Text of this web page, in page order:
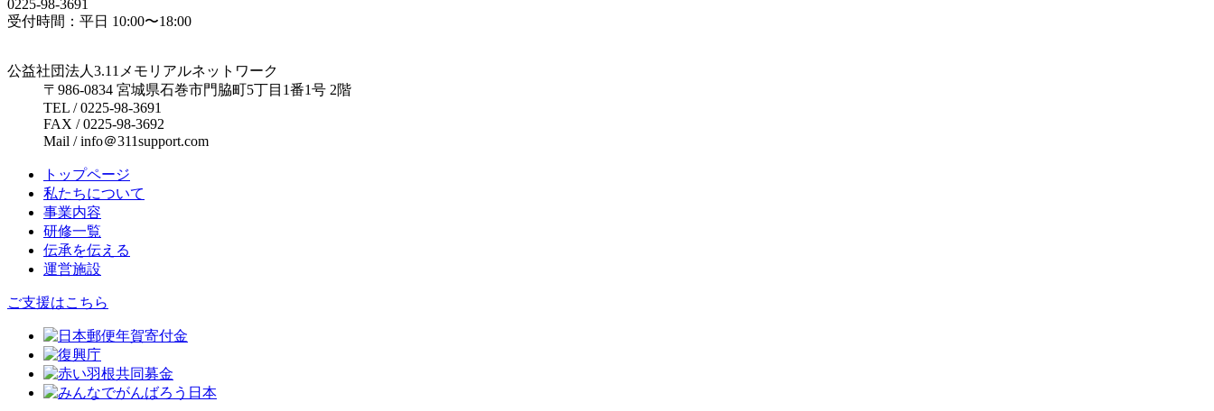
0225-98-3691
受付時間：平日 10:00〜18:00
公益社団法人3.11メモリアルネットワーク
〒986-0834 宮城県石巻市門脇町5丁目1番1号 2階
TEL / 0225-98-3691
FAX / 0225-98-3692
Mail / info＠311support.com
トップページ
私たちについて
事業内容
研修一覧
伝承を伝える
運営施設
ご支援はこちら